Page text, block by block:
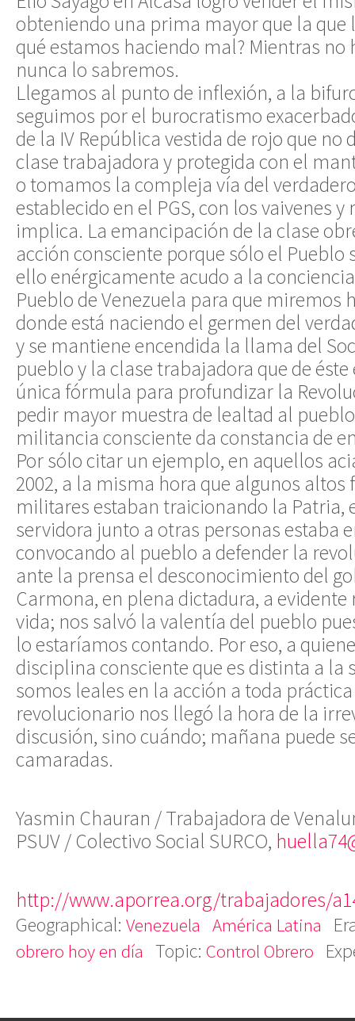
obteniendo una prima mayor que la que
qué estamos haciendo mal? Mientras
nunca lo sabremos.
Llegamos al punto de inflexión, a la
seguimos por el burocratismo
de la IV República vestida de rojo que no
clase trabajadora y protegida con el
o tomamos la compleja vía del
establecido en el PGS, con los vaivenes y
implica. La emancipación de la clase
acción consciente porque sólo el Pueblo
ello enérgicamente acudo a la
Pueblo de Venezuela para que miremos
donde está naciendo el germen del
y se mantiene encendida la llama del
pueblo y la clase trabajadora que de
única fórmula para profundizar la
pedir mayor muestra de lealtad al
militancia consciente da constancia de
Por sólo citar un ejemplo, en aquellos
2002, a la misma hora que algunos
militares estaban traicionando la Patria,
servidora junto a otras personas estaba
convocando al pueblo a defender la
ante la prensa el desconocimiento del
Carmona, en plena dictadura, a evidente
vida; nos salvó la valentía del pueblo
lo estaríamos contando. Por eso, a
disciplina consciente que es distinta a la
somos leales en la acción a toda
revolucionario nos llegó la hora de la
discusión, sino cuándo; mañana puede
camaradas.
Yasmin Chauran / Trabajadora de
PSUV / Colectivo Social SURCO,
http://www.aporrea.org/trabajadores/
Geographical: Venezuela América Latina
obrero hoy en día Topic: Control Obrero